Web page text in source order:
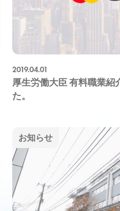
2019.04.01
厚生労働大臣 有料職業紹
た。
お知らせ